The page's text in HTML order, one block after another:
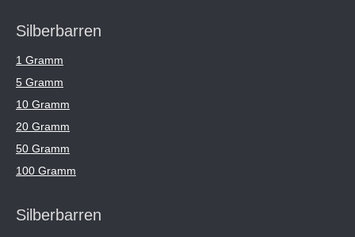
Silberbarren
1 Gramm
5 Gramm
10 Gramm
20 Gramm
50 Gramm
100 Gramm
Silberbarren